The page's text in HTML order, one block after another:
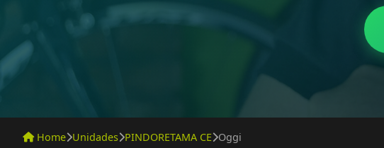
Home Unidades PINDORETAMA CE Oggi